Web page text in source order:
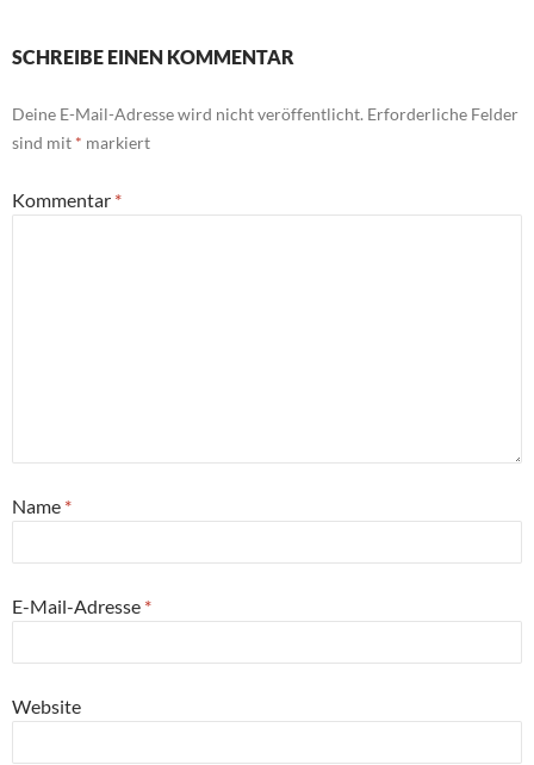
SCHREIBE EINEN KOMMENTAR
Deine E-Mail-Adresse wird nicht veröffentlicht. Erforderliche Felder
sind mit * markiert
Kommentar *
Name *
E-Mail-Adresse *
Website